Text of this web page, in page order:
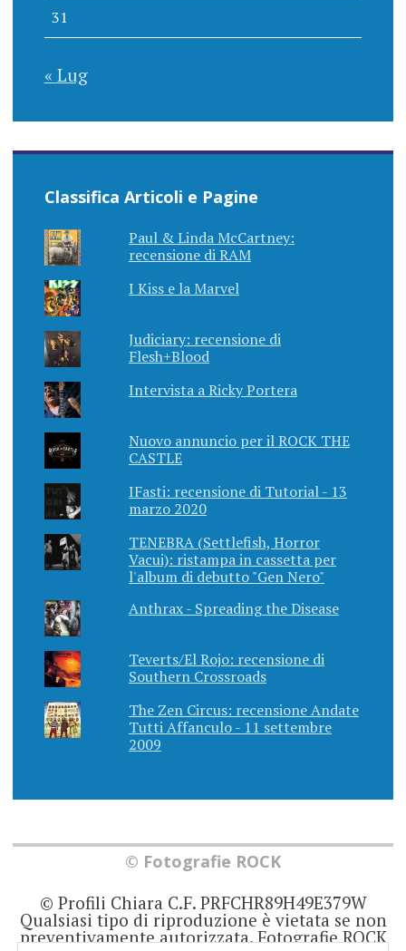
31
« Lug
Classifica Articoli e Pagine
Paul & Linda McCartney:
recensione di RAM
I Kiss e la Marvel
Judiciary: recensione di
Flesh+Blood
Intervista a Ricky Portera
Nuovo annuncio per il ROCK THE
CASTLE
IFasti: recensione di Tutorial - 13
marzo 2020
TENEBRA (Settlefish, Horror
Vacui): ristampa in cassetta per
l'album di debutto "Gen Nero"
Anthrax - Spreading the Disease
Teverts/El Rojo: recensione di
Southern Crossroads
The Zen Circus: recensione Andate
Tutti Affanculo - 11 settembre
2009
© Fotografie ROCK
© Profili Chiara C.F. PRFCHR89H49E379W
Qualsiasi tipo di riproduzione è vietata se non
preventivamente autorizzata. Fotografie ROCK